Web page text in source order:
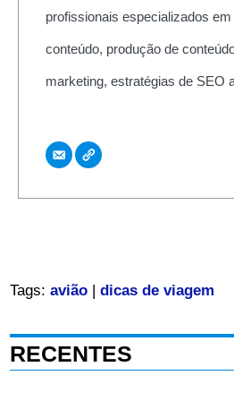
profissionais especializados
conteúdo, produção de
marketing, estratégias de SEO
Tags: avião| dicas de viagem
RECENTES